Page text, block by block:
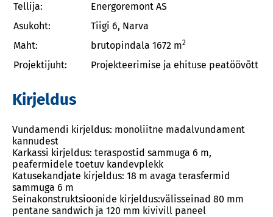
Tellija:
Energoremont AS
Asukoht:
Tiigi 6, Narva
Maht:
brutopindala 1672 m2
Projektijuht: Projekteerimise ja ehituse peatöövõtt
Kirjeldus
Vundamendi kirjeldus: monoliitne madalvundament
kannudest
Karkassi kirjeldus: teraspostid sammuga 6 m,
peafermidele toetuv kandevplekk
Katusekandjate kirjeldus: 18 m avaga terasfermid
sammuga 6 m
Seinakonstruktsioonide kirjeldus:välisseinad 80 mm
pentane sandwich ja 120 mm kivivill paneel